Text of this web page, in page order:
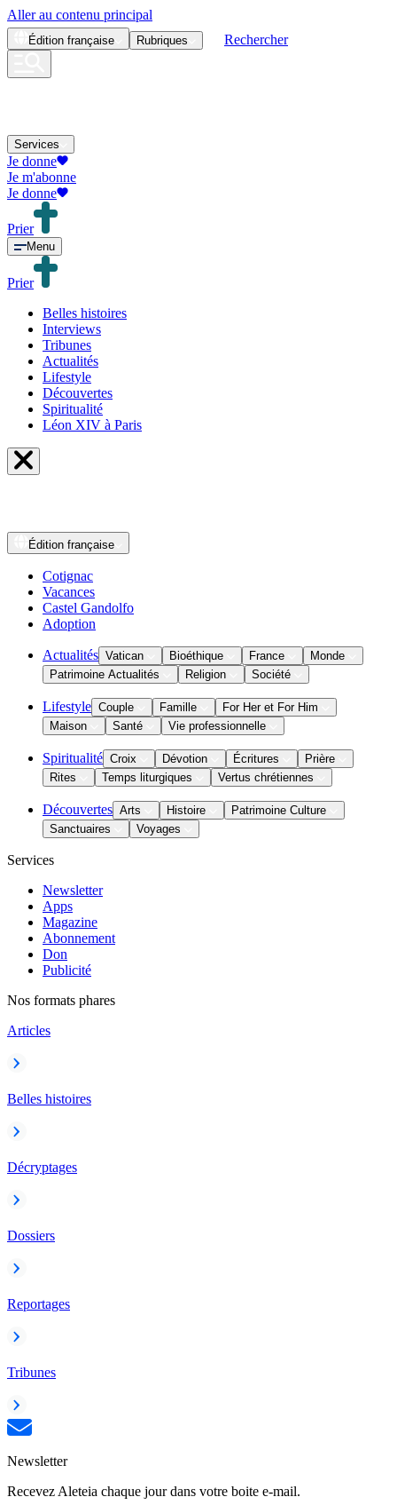
Aller au contenu principal
Édition française Rubriques Rechercher
Services
Je donne
Je m'abonne
Je donne
Prier
Menu
Prier
Belles histoires
Interviews
Tribunes
Actualités
Lifestyle
Découvertes
Spiritualité
Léon XIV à Paris
Édition française
Cotignac
Vacances
Castel Gandolfo
Adoption
Actualités Vatican Bioéthique France
Monde
Patrimoine Actualités
Religion Société
Lifestyle Couple Famille
For Her et For Him
Maison
Santé Vie professionnelle
Spiritualité Croix Dévotion Écritures
Prière
Rites
Temps liturgiques Vertus chrétiennes
Découvertes Arts Histoire
Patrimoine Culture
Sanctuaires
Voyages
Services
Newsletter
Apps
Magazine
Abonnement
Don
Publicité
Nos formats phares
Articles
Belles histoires
Décryptages
Dossiers
Reportages
Tribunes
Newsletter
Recevez Aleteia chaque jour dans votre boite e-mail.